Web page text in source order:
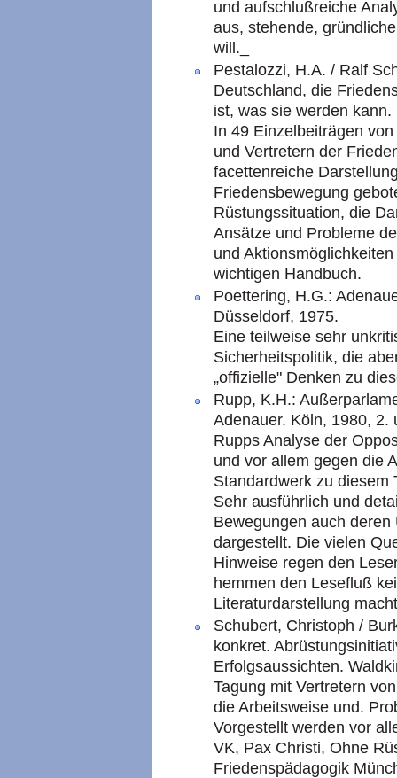
und aufschlußreiche
aus, stehende,
will._
Pestalozzi, H.A. / Ralf
Deutschland, die
ist, was sie werden
In 49 Einzelbeiträgen
und Vertretern der
facettenreiche
Friedensbewegung
Rüstungssituation, die
Ansätze und Probleme
und
wichtigen Handbuch.
Poettering, H.G.:
Düsseldorf, 1975.
Eine teilweise sehr
Sicherheitspolitik, die
„offizielle" Denken zu
Rupp, K.H.:
Adenauer. Köln, 1980, 2.
Rupps Analyse der
und vor allem gegen die
Standardwerk zu diesem
Sehr ausführlich und
Bewegungen auch
dargestellt. Die vielen
Hinweise regen den
hemmen den Lesefluß
Literaturdarstellung
Schubert, Christoph /
konkret.
Erfolgsaussichten.
Tagung mit Vertretern
die Arbeitsweise und.
Vorgestellt werden vor
VK, Pax Christi, Ohne
Friedenspädagogik